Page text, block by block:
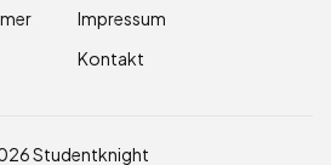
Impressum
Kontakt
Studentknight